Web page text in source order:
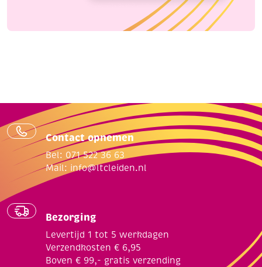
Contact opnemen
Bel: 071 522 36 63
Mail: info@ltcleiden.nl
Bezorging
Levertijd 1 tot 5 werkdagen
Verzendkosten € 6,95
Boven € 99,- gratis verzending